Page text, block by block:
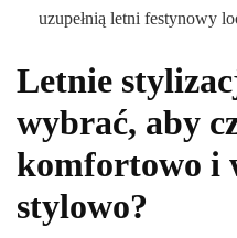
uzupełnią letni festynowy
Letnie
wybrać, aby
komfortowo i
stylowo?